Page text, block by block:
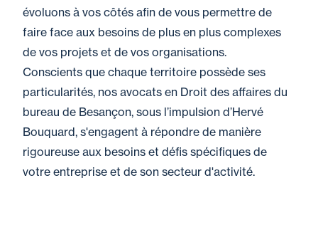
évoluons à vos côtés afin de vous permettre de
faire face aux besoins de plus en plus complexes
de vos projets et de vos organisations.
Conscients que chaque territoire possède ses
particularités, nos avocats en Droit des affaires du
bureau de Besançon, sous l’impulsion d’Hervé
Bouquard, s'engagent à répondre de manière
rigoureuse aux besoins et défis spécifiques de
votre entreprise et de son secteur d'activité.